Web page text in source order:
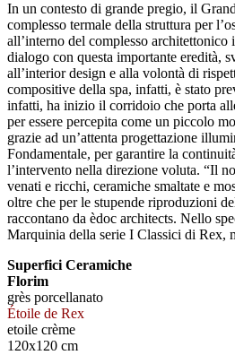
In un contesto di grande pregio, il
complesso termale della struttura per
all’interno del complesso
dialogo con questa importante eredità,
all’interior design e alla volontà di
compositive della spa, infatti, è stato
infatti, ha inizio il corridoio che porta
per essere percepita come un piccolo
grazie ad un’attenta progettazione
Fondamentale, per garantire la
l’intervento nella direzione voluta. “Il
venati e ricchi, ceramiche smaltate e
oltre che per le stupende riproduzioni
raccontano da èdoc architects. Nello
Marquinia della serie I Classici di Rex,
Superfici Ceramiche
Florim
grès porcellanato
Étoile de Rex
etoile crème
120x120 cm